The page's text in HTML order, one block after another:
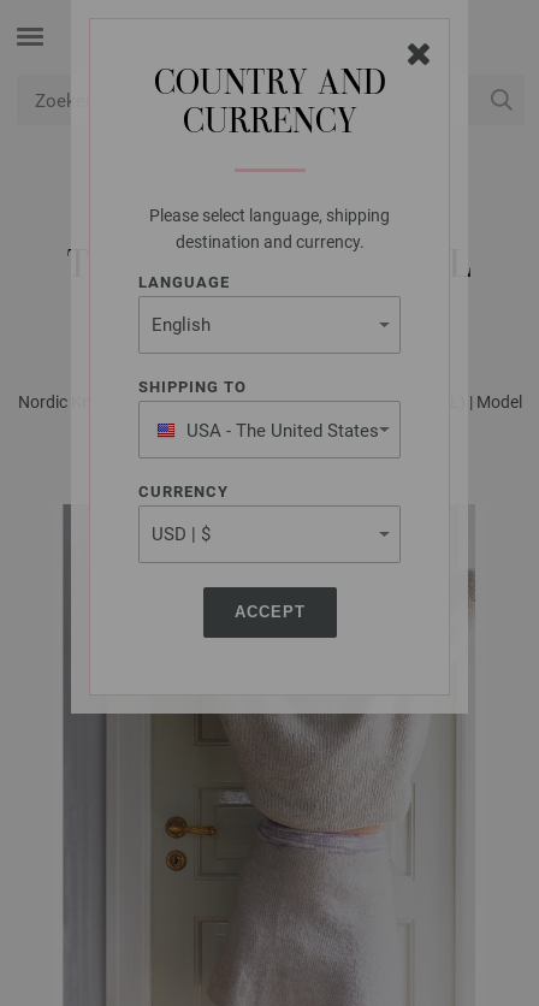
COUNTRY AND
CURRENCY
Please select language, shipping
destination and currency.
LANGUAGE
SHIPPING TO
USA - The United States
of America
CURRENCY
ACCEPT
LANA GROSSA
TRUI & ROK NATURAL
ALPACA PELO
Nordic Knits No. 2 - Tijdschrift (DE) + Breibeschrijvingen (NL) | Model
4